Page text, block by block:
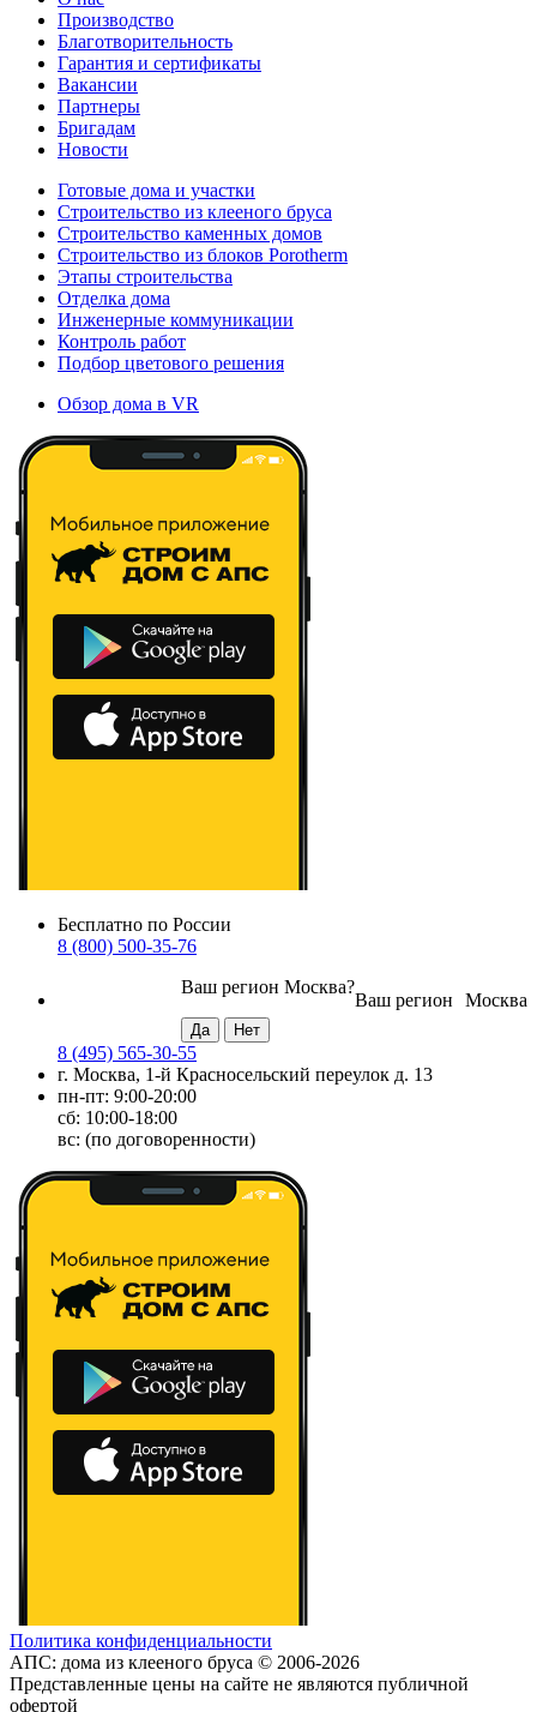
Производство
Благотворительность
Гарантия и сертификаты
Вакансии
Партнеры
Бригадам
Новости
Готовые дома и участки
Строительство из клееного бруса
Строительство каменных домов
Строительство из блоков Porotherm
Этапы строительства
Отделка дома
Инженерные коммуникации
Контроль работ
Подбор цветового решения
Обзор дома в VR
Бесплатно по России
8 (800) 500-35-76
Москва
Ваш регион
Ваш регион Москва?
8 (495) 565-30-55
г. Москва, 1-й Красносельский переулок д. 13
пн-пт: 9:00-20:00
сб: 10:00-18:00
вс: (по договоренности)
Политика конфиденциальности
АПС: дома из клееного бруса © 2006-2026
Представленные цены на сайте не являются публичной
офертой